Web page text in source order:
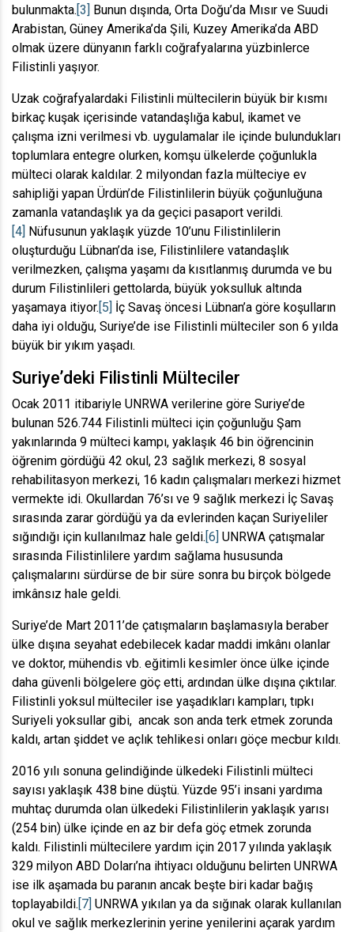
bulunmakta. [3]
Bunun dışında, Orta Doğu’da Mısır ve Suudi
Arabistan, Güney Amerika’da Şili, Kuzey Amerika’da ABD
olmak üzere dünyanın farklı coğrafyalarına yüzbinlerce
Filistinli yaşıyor.
Uzak coğrafyalardaki Filistinli mültecilerin büyük bir kısmı
birkaç kuşak içerisinde vatandaşlığa kabul, ikamet ve
çalışma izni verilmesi vb. uygulamalar ile içinde bulundukları
toplumlara entegre olurken, komşu ülkelerde çoğunlukla
mülteci olarak kaldılar. 2 milyondan fazla mülteciye ev
sahipliği yapan Ürdün’de Filistinlilerin büyük çoğunluğuna
zamanla vatandaşlık ya da geçici pasaport verildi.
[4] Nüfusunun yaklaşık yüzde 10’unu Filistinlilerin
oluşturduğu Lübnan’da ise, Filistinlilere vatandaşlık
verilmezken, çalışma yaşamı da kısıtlanmış durumda ve bu
durum Filistinlileri gettolarda, büyük yoksulluk altında
yaşamaya itiyor. [5] İç Savaş öncesi Lübnan’a göre koşulların
daha iyi olduğu, Suriye’de ise Filistinli mülteciler son 6 yılda
büyük bir yıkım yaşadı.
Suriye’deki Filistinli Mülteciler
Ocak 2011 itibariyle UNRWA verilerine göre Suriye’de
bulunan 526.744 Filistinli mülteci için çoğunluğu Şam
yakınlarında 9 mülteci kampı, yaklaşık 46 bin öğrencinin
öğrenim gördüğü 42 okul, 23 sağlık merkezi, 8 sosyal
rehabilitasyon merkezi, 16 kadın çalışmaları merkezi hizmet
vermekte idi. Okullardan 76’sı ve 9 sağlık merkezi İç Savaş
sırasında zarar gördüğü ya da evlerinden kaçan Suriyeliler
sığındığı için kullanılmaz hale geldi. [6] UNRWA çatışmalar
sırasında Filistinlilere yardım sağlama hususunda
çalışmalarını sürdürse de bir süre sonra bu birçok bölgede
imkânsız hale geldi.
Suriye’de Mart 2011’de çatışmaların başlamasıyla beraber
ülke dışına seyahat edebilecek kadar maddi imkânı olanlar
ve doktor, mühendis vb. eğitimli kesimler önce ülke içinde
daha güvenli bölgelere göç etti, ardından ülke dışına çıktılar.
Filistinli yoksul mülteciler ise yaşadıkları kampları, tıpkı
Suriyeli yoksullar gibi, ancak son anda terk etmek zorunda
kaldı, artan şiddet ve açlık tehlikesi onları göçe mecbur kıldı.
2016 yılı sonuna gelindiğinde ülkedeki Filistinli mülteci
sayısı yaklaşık 438 bine düştü. Yüzde 95’i insani yardıma
muhtaç durumda olan ülkedeki Filistinlilerin yaklaşık yarısı
(254 bin) ülke içinde en az bir defa göç etmek zorunda
kaldı. Filistinli mültecilere yardım için 2017 yılında yaklaşık
329 milyon ABD Doları’na ihtiyacı olduğunu belirten UNRWA
ise ilk aşamada bu paranın ancak beşte biri kadar bağış
toplayabildi. [7] UNRWA yıkılan ya da sığınak olarak kullanılan
okul ve sağlık merkezlerinin yerine yenilerini açarak yardım